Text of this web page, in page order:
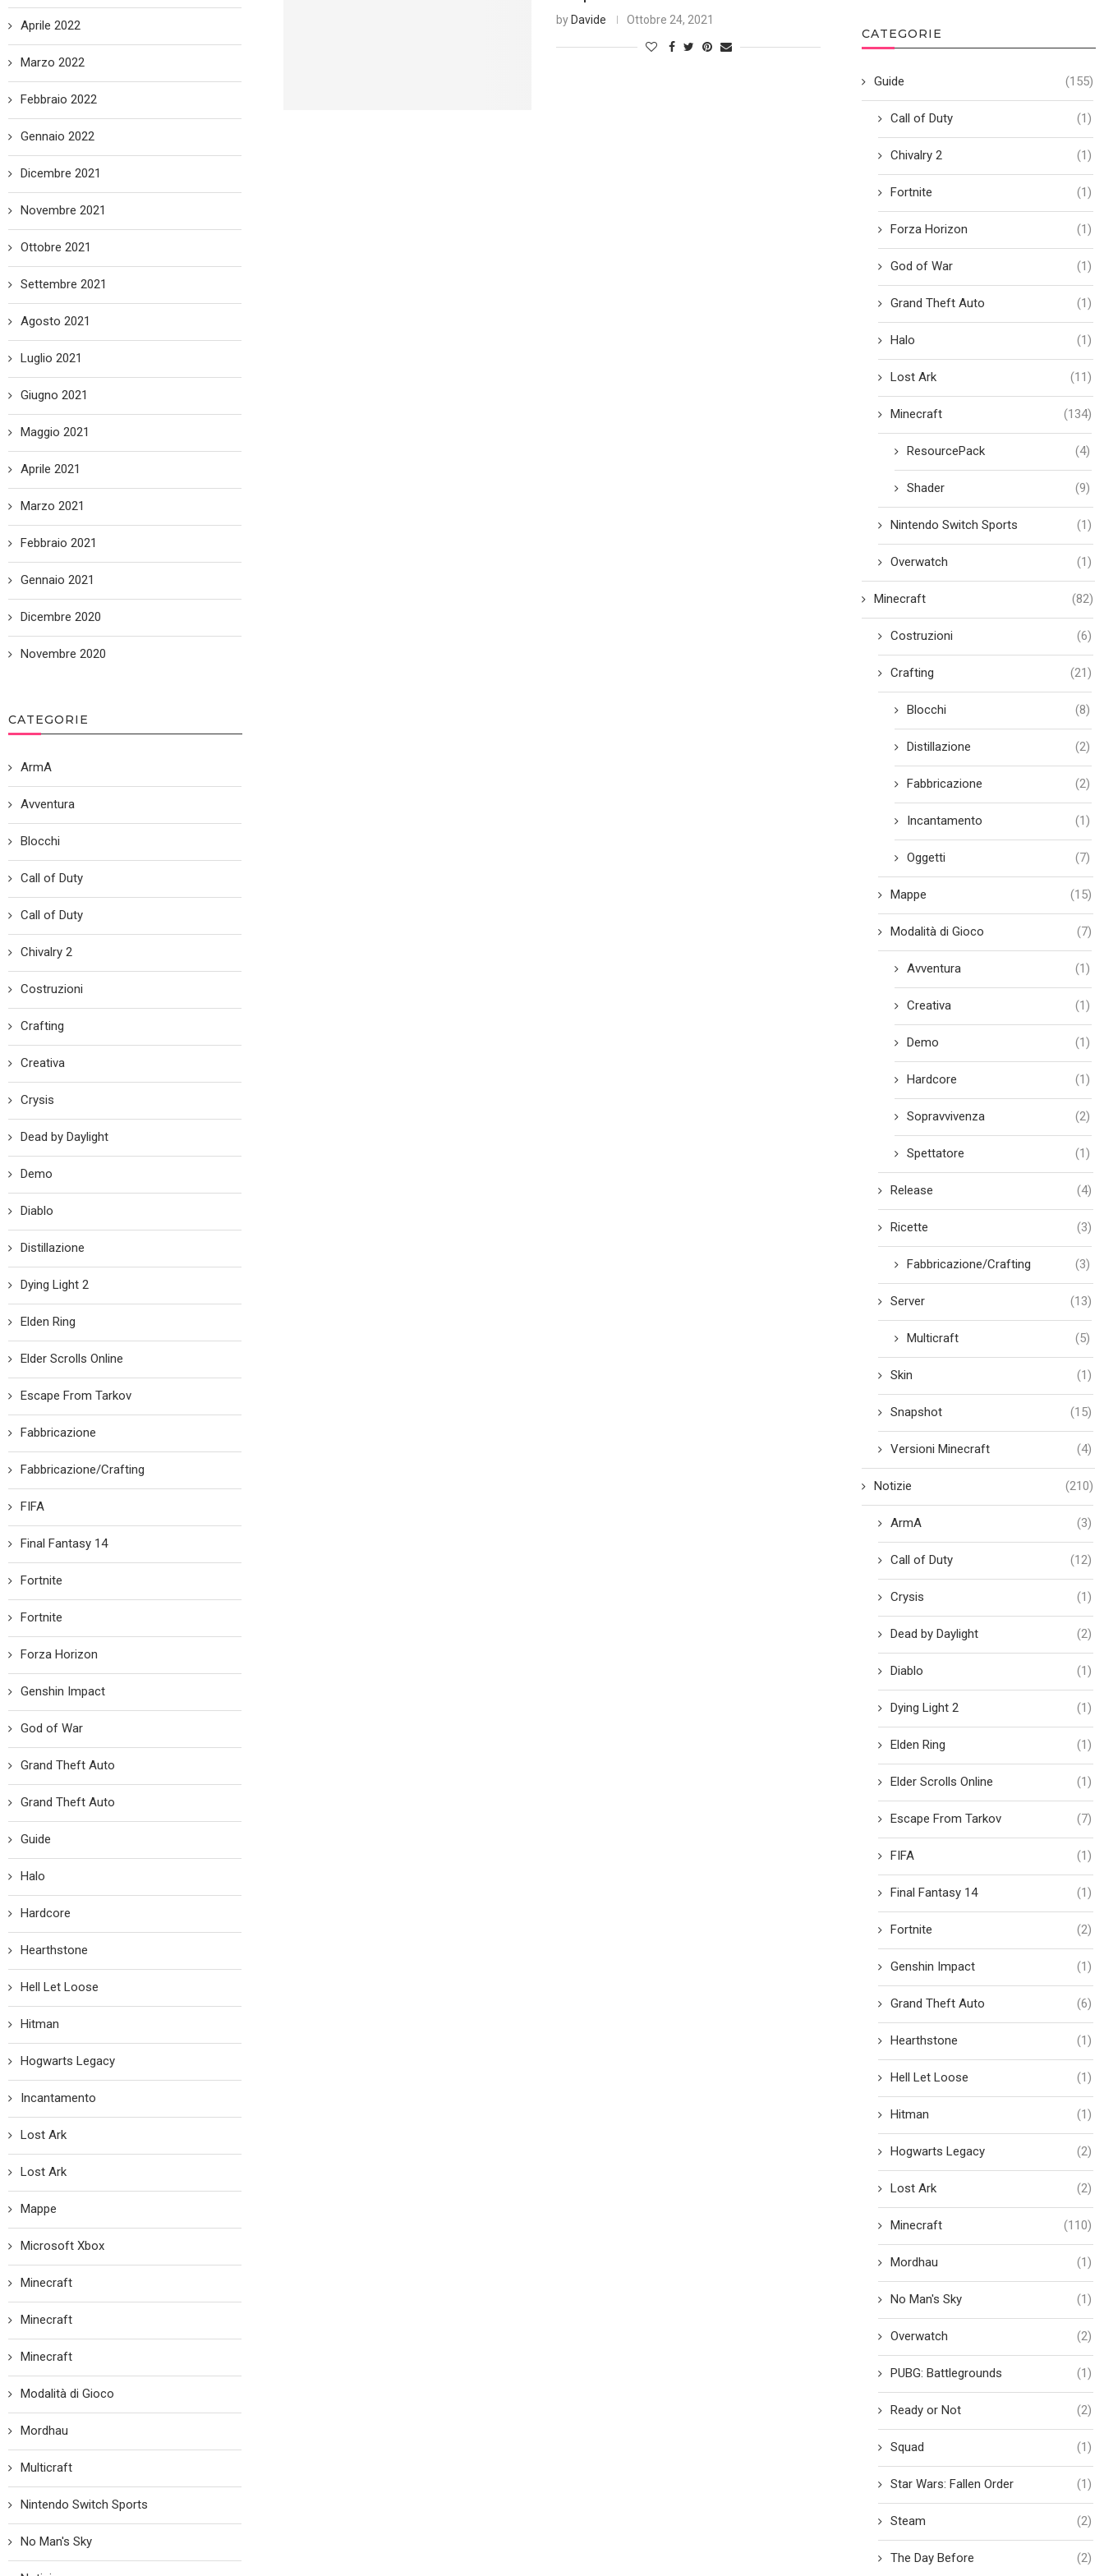
by Davide Ottobre 24, 2021
CATEGORIE
Guide (155)
Call of Duty (1)
Chivalry 2 (1)
Fortnite (1)
Forza Horizon (1)
God of War (1)
Grand Theft Auto (1)
Halo (1)
Lost Ark (11)
Minecraft (134)
ResourcePack (4)
Shader (9)
Nintendo Switch Sports (1)
Overwatch (1)
Minecraft (82)
Costruzioni (6)
Crafting (21)
Blocchi (8)
Distillazione (2)
Fabbricazione (2)
Incantamento (1)
Oggetti (7)
Mappe (15)
Modalità di Gioco (7)
Avventura (1)
Creativa (1)
Demo (1)
Hardcore (1)
Sopravvivenza (2)
Spettatore (1)
Release (4)
Ricette (3)
Fabbricazione/Crafting (3)
Server (13)
Multicraft (5)
Skin (1)
Snapshot (15)
Versioni Minecraft (4)
Notizie (210)
ArmA (3)
Call of Duty (12)
Crysis (1)
Dead by Daylight (2)
Diablo (1)
Dying Light 2 (1)
Elden Ring (1)
Elder Scrolls Online (1)
Escape From Tarkov (7)
FIFA (1)
Final Fantasy 14 (1)
Fortnite (2)
Genshin Impact (1)
Grand Theft Auto (6)
Hearthstone (1)
Hell Let Loose (1)
Hitman (1)
Hogwarts Legacy (2)
Lost Ark (2)
Minecraft (110)
Mordhau (1)
No Man's Sky (1)
Overwatch (2)
PUBG: Battlegrounds (1)
Ready or Not (2)
Squad (1)
Star Wars: Fallen Order (1)
Steam (2)
The Day Before (2)
Aprile 2022
Marzo 2022
Febbraio 2022
Gennaio 2022
Dicembre 2021
Novembre 2021
Ottobre 2021
Settembre 2021
Agosto 2021
Luglio 2021
Giugno 2021
Maggio 2021
Aprile 2021
Marzo 2021
Febbraio 2021
Gennaio 2021
Dicembre 2020
Novembre 2020
CATEGORIE
ArmA
Avventura
Blocchi
Call of Duty
Call of Duty
Chivalry 2
Costruzioni
Crafting
Creativa
Crysis
Dead by Daylight
Demo
Diablo
Distillazione
Dying Light 2
Elden Ring
Elder Scrolls Online
Escape From Tarkov
Fabbricazione
Fabbricazione/Crafting
FIFA
Final Fantasy 14
Fortnite
Fortnite
Forza Horizon
Genshin Impact
God of War
Grand Theft Auto
Grand Theft Auto
Guide
Halo
Hardcore
Hearthstone
Hell Let Loose
Hitman
Hogwarts Legacy
Incantamento
Lost Ark
Lost Ark
Mappe
Microsoft Xbox
Minecraft
Minecraft
Minecraft
Modalità di Gioco
Mordhau
Multicraft
Nintendo Switch Sports
No Man's Sky